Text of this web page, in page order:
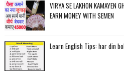
VIRYA SE LAKHON
EARN MONEY WITH SEMEN
Learn English Tips: har din